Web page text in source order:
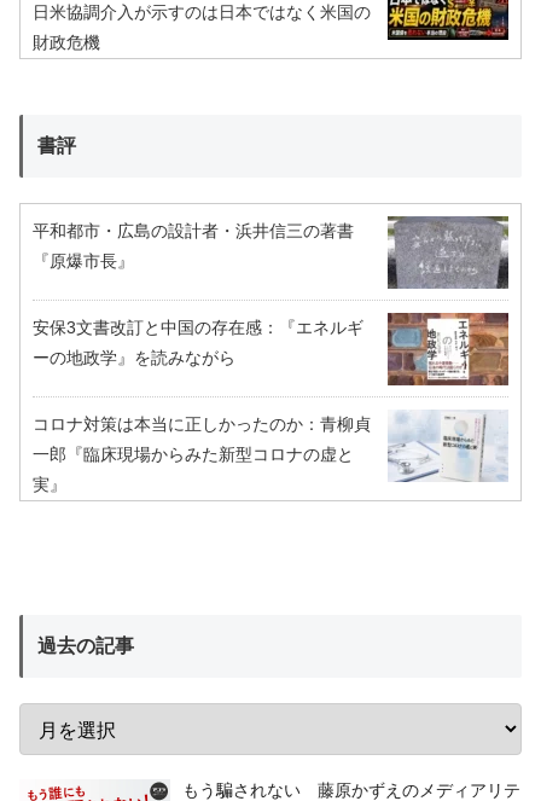
日米協調介入が示すのは日本ではなく米国の
財政危機
書評
平和都市・広島の設計者・浜井信三の著書
『原爆市長』
安保3文書改訂と中国の存在感：『エネルギ
ーの地政学』を読みながら
コロナ対策は本当に正しかったのか：青柳貞
一郎『臨床現場からみた新型コロナの虚と
実』
過去の記事
もう騙されない 藤原かずえのメディアリテ